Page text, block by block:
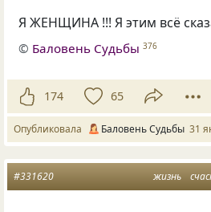
Я ЖЕНЩИНА !!! Я этим всё
© Баловень Судьбы 376
174 65
Опубликовала Баловень Судьбы 31
жизнь
#331620